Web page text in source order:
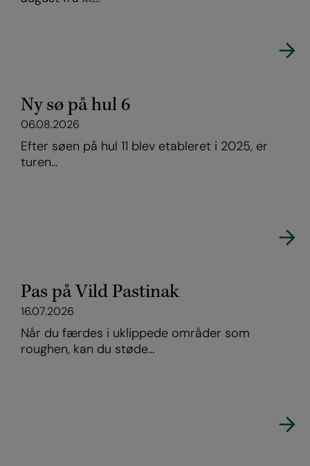
Ny sø på hul 6
06.08.2026
Efter søen på hul 11 blev etableret i 2025, er
turen…
Pas på Vild Pastinak
16.07.2026
Når du færdes i uklippede områder som
roughen, kan du støde…